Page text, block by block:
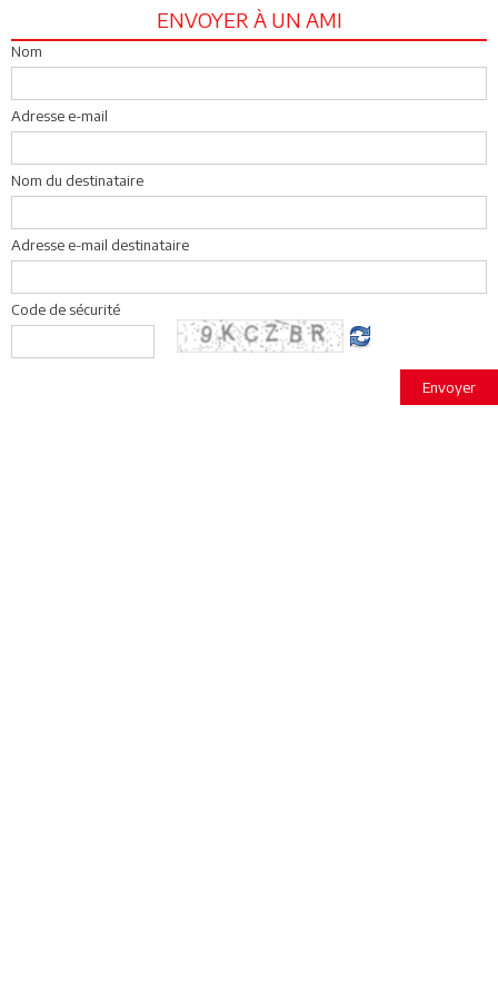
ENVOYER À UN AMI
Nom
Adresse e-mail
Nom du destinataire
Adresse e-mail destinataire
Code de sécurité
Envoyer